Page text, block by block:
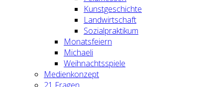
Kunstgeschichte
Landwirtschaft
Sozialpraktikum
Monatsfeiern
Michaeli
Weihnachtsspiele
Medienkonzept